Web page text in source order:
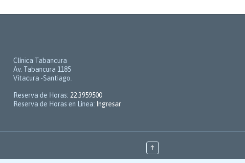
Clínica Tabancura
Av. Tabancura 1185
Vitacura -Santiago.
Reserva de Horas: 22 3959500
Reserva de Horas en Línea: Ingresar
↑